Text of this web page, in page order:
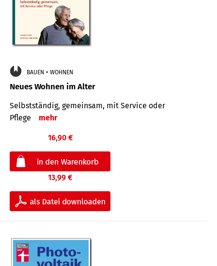
BAUEN + WOHNEN
Neues Wohnen im Alter
Selbstständig, gemeinsam, mit Service oder
Pflege
mehr
16,90 €
13,99 €